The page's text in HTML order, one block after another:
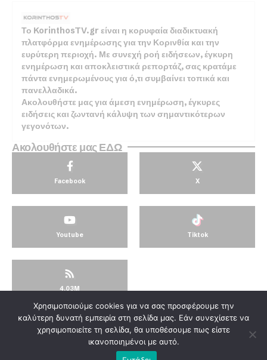
Το KorinthosTV.gr είναι η κορυφαία διαδικτυακή
πλατφόρμα ενημέρωσης για την Κορινθία και την
ευρύτερη περιοχή. Με συνεχή ροή ειδήσεων, έγκυρη
ενημέρωση και αποκλειστικά ρεπορτάζ, σας κρατάμε
πάντα ενημερωμένους για ό,τι συμβαίνει τοπικά και
πανελλαδικά.
Ακολουθήστε μας για άμεση ενημέρωση, έγκυρες
ειδήσεις και ζωντανή κάλυψη των σημαντικότερων
γεγονότων.
Ακολουθήστε μας ΕΔΩ
Facebook X
Youtube Tiktok
4.03M
© KorinthosTV @2025
Χρησιμοποιούμε cookies για να σας προσφέρουμε την
καλύτερη δυνατή εμπειρία στη σελίδα μας. Εάν συνεχίσετε να
χρησιμοποιείτε τη σελίδα, θα υποθέσουμε πως είστε
ικανοποιημένοι με αυτό.